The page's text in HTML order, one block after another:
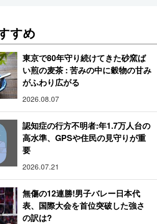
すめ
東京で80年守り続けてきた砂窯ば
い煎の麦茶 : 苦みの中に穀物の甘み
がふわり広がる
2026.08.07
認知症の行方不明者:年1.7万人台の
高水準、GPSや住民の見守りが重
要
2026.07.21
無傷の12連勝!男子バレー日本代
表、国際大会を首位突破した強さ
の訳は?